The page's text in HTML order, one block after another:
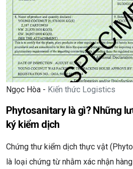
Ngọc Hòa - Kiến thức Logistics
Phytosanitary là gì? Những
ký kiểm dịch
Chứng thư kiểm dịch thực vật
là loại chứng từ nhằm xác nhận